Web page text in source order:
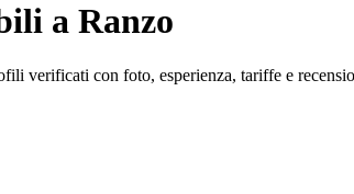
a Ranzo
verificati con foto, esperienza, tariffe e